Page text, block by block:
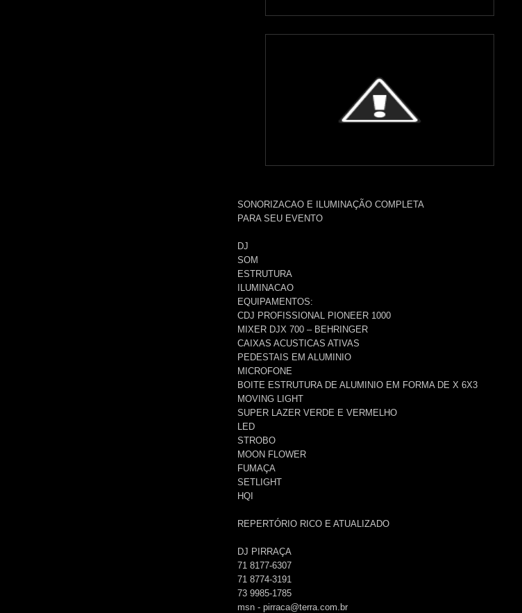
SONORIZACAO E ILUMINAÇÃO COMPLETA
PARA SEU EVENTO
DJ
SOM
ESTRUTURA
ILUMINACAO
EQUIPAMENTOS:
CDJ PROFISSIONAL PIONEER 1000
MIXER DJX 700 – BEHRINGER
CAIXAS ACUSTICAS ATIVAS
PEDESTAIS EM ALUMINIO
MICROFONE
BOITE ESTRUTURA DE ALUMINIO EM FORMA DE X 6X3
MOVING LIGHT
SUPER LAZER VERDE E VERMELHO
LED
STROBO
MOON FLOWER
FUMAÇA
SETLIGHT
HQI
REPERTÓRIO RICO E ATUALIZADO
DJ PIRRAÇA
71 8177-6307
71 8774-3191
73 9985-1785
msn - pirraca@terra.com.br